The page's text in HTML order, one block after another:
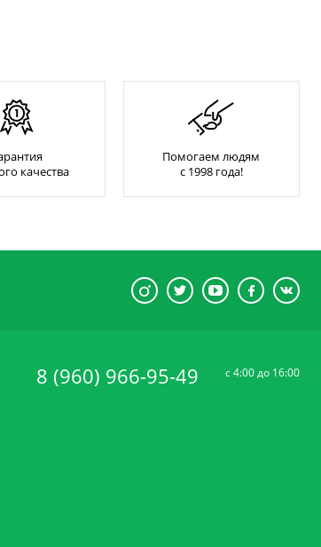
качества
Помогаем людям
с 1998 года!
8 (960) 966-95-49 c 4:00 до 16:00